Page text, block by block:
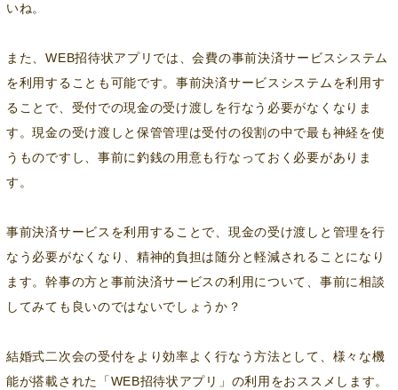
いね。
また、WEB招待状アプリでは、会費の事前決済サービスシステム
を利用することも可能です。事前決済サービスシステムを利用す
ることで、受付での現金の受け渡しを行なう必要がなくなりま
す。現金の受け渡しと保管管理は受付の役割の中で最も神経を使
うものですし、事前に釣銭の用意も行なっておく必要がありま
す。
事前決済サービスを利用することで、現金の受け渡しと管理を行
なう必要がなくなり、精神的負担は随分と軽減されることになり
ます。幹事の方と事前決済サービスの利用について、事前に相談
してみても良いのではないでしょうか？
結婚式二次会の受付をより効率よく行なう方法として、様々な機
能が搭載された「WEB招待状アプリ」の利用をおススメします。